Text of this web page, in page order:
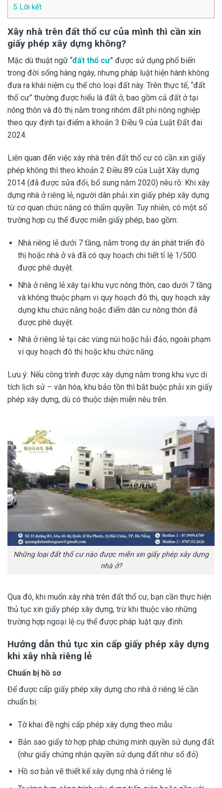
5 Lời kết
Xây nhà trên đất thổ cư của mình thì cần xin
giấy phép xây dựng không?
Mặc dù thuật ngữ “đất thổ cư” được sử dụng phổ biến
trong đời sống hàng ngày, nhưng pháp luật hiện hành không
đưa ra khái niệm cụ thể cho loại đất này. Trên thực tế, “đất
thổ cư” thường được hiểu là đất ở, bao gồm cả đất ở tại
nông thôn và đô thị nằm trong nhóm đất phi nông nghiệp
theo quy định tại điểm a khoản 3 Điều 9 của Luật Đất đai
2024.
Liên quan đến việc xây nhà trên đất thổ cư có cần xin giấy
phép không thì theo khoản 2 Điều 89 của Luật Xây dựng
2014 (đã được sửa đổi, bổ sung năm 2020) nêu rõ: Khi xây
dựng nhà ở riêng lẻ, người dân phải xin giấy phép xây dựng
từ cơ quan chức năng có thẩm quyền. Tuy nhiên, có một số
trường hợp cụ thể được miễn giấy phép, bao gồm:
Nhà riêng lẻ dưới 7 tầng, nằm trong dự án phát triển đô
thị hoặc nhà ở và đã có quy hoạch chi tiết tỉ lệ 1/500
được phê duyệt.
Nhà ở riêng lẻ xây tại khu vực nông thôn, cao dưới 7 tầng
và không thuộc phạm vi quy hoạch đô thị, quy hoạch xây
dựng khu chức năng hoặc điểm dân cư nông thôn đã
được phê duyệt.
Nhà ở riêng lẻ tại các vùng núi hoặc hải đảo, ngoài phạm
vi quy hoạch đô thị hoặc khu chức năng.
Lưu ý: Nếu công trình được xây dựng nằm trong khu vực di
tích lịch sử – văn hóa, khu bảo tồn thì bắt buộc phải xin giấy
phép xây dựng, dù có thuộc diện miễn nêu trên.
Những loại đất thổ cư nào được miễn xin giấy phép xây dựng
nhà ở?
Qua đó, khi muốn xây nhà trên đất thổ cư, bạn cần thực hiện
thủ tục xin giấy phép xây dựng, trừ khi thuộc vào những
trường hợp ngoại lệ cụ thể được pháp luật quy định.
Hướng dẫn thủ tục xin cấp giấy phép xây dựng
khi xây nhà riêng lẻ
Chuẩn bị hồ sơ
Để được cấp giấy phép xây dựng cho nhà ở riêng lẻ cần
chuẩn bị:
Tờ khai đề nghị cấp phép xây dựng theo mẫu
Bản sao giấy tờ hợp pháp chứng minh quyền sử dụng đất
(như giấy chứng nhận quyền sử dụng đất như sổ đỏ)
Hồ sơ bản vẽ thiết kế xây dựng nhà ở riêng lẻ